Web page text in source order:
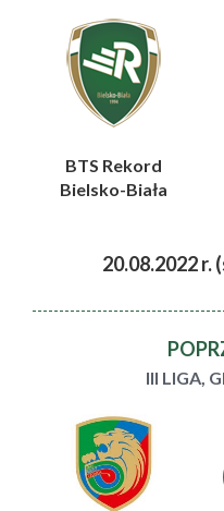
BTS Rekord
Bielsko-Biała
20.08.2022 r.
III LIGA,